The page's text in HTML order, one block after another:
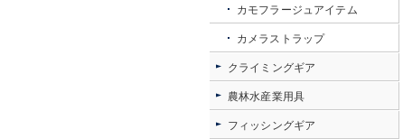
カモフラージュアイテム
カメラストラップ
クライミングギア
農林水産業用具
フィッシングギア